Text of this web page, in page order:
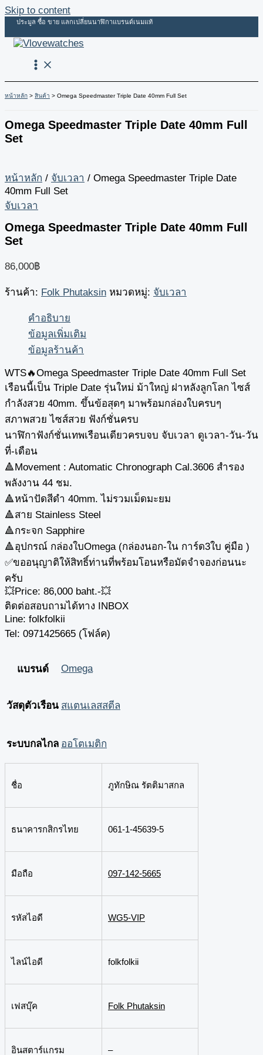
Skip to content
ประมูล ซื้อ ขาย แลกเปลี่ยนนาฬิกาแบรนด์เนมแท้
หน้าหลัก สินค้า Omega Speedmaster Triple Date 40mm Full Set
Omega Speedmaster Triple Date 40mm Full
Set
หน้าหลัก / จับเวลา / Omega Speedmaster Triple Date
40mm Full Set
จับเวลา
Omega Speedmaster Triple Date 40mm Full
Set
86,000฿
ร้านค้า: Folk Phutaksin หมวดหมู่: จับเวลา
คำอธิบาย
ข้อมูลเพิ่มเติม
ข้อมูลร้านค้า
WTS🔥Omega Speedmaster Triple Date 40mm Full Set
เรือนนี้เป็น Triple Date รุ่นใหม่ ม้าใหญ่ ฝาหลังลูกโลก ไซส์
กำลังสวย 40mm. ขึ้นข้อสุดๆ มาพร้อมกล่องใบครบๆ
สภาพสวย ไซส์สวย ฟังก์ชั่นครบ
นาฬิกาฟังก์ชั่นเทพเรือนเดียวครบจบ จับเวลา ดูเวลา-วัน-วัน
ที่-เดือน
🔺Movement : Automatic Chronograph Cal.3606 สำรอง
พลังงาน 44 ชม.
🔺หน้าปัดสีดำ 40mm. ไม่รวมเม็ดมะยม
🔺สาย Stainless Steel
🔺กระจก Sapphire
🔺อุปกรณ์ กล่องใบOmega (กล่องนอก-ใน การ์ด3ใบ คู่มือ )
✅ขออนุญาติให้สิทธิ์ท่านที่พร้อมโอนหรือมัดจำจองก่อนนะ
ครับ
💥Price: 86,000 baht.-💥
ติดต่อสอบถามได้ทาง INBOX
Line: folkfolkii
Tel: 0971425665 (โฟล์ค)
แบรนด์ Omega
วัสดุตัวเรือน สแตนเลสสตีล
ระบบกลไกล ออโตเมติก
ชื่อ ภูทักษิณ รัตติมาสกล
ธนาคารกสิกรไทย 061-1-45639-5
มือถือ 097-142-5665
รหัสไอดี WG5-VIP
ไลน์ไอดี folkfolkii
เฟสบุ๊ค Folk Phutaksin
อินสตาร์แกรม –